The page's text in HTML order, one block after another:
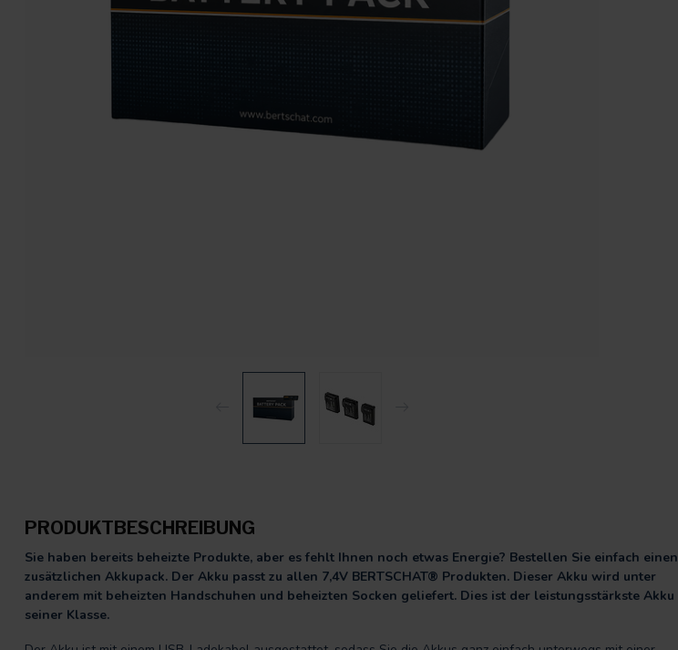
PRODUKTBESCHREIBUNG
Sie haben bereits beheizte Produkte, aber es fehlt Ihnen noch etwas Energie? Bestellen Sie einfach einen
zusätzlichen Akkupack. Der Akku passt zu allen 7,4V BERTSCHAT® Produkten. Dieser Akku wird unter
anderem mit beheizten Handschuhen und beheizten Socken geliefert. Dies ist der leistungsstärkste Akku
seiner Klasse.